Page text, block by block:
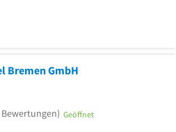
Bremen GmbH
5 Sternen
Bewertungen) Geöffnet